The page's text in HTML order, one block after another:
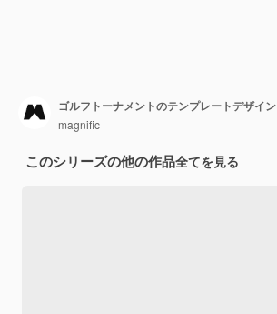
ゴルフトーナメントのテンプレートデザイン
magnific
このシリーズの他の作品全てを見る